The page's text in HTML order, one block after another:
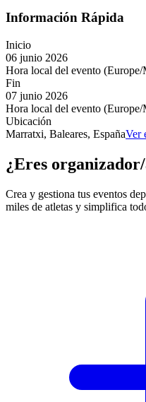
Información Rápida
Inicio
06 junio 2026
Hora local del evento (Europe/
Fin
07 junio 2026
Hora local del evento (Europe/
Ubicación
Marratxi, Baleares, EspañaVer
¿Eres
Crea y gestiona tus eventos
miles de atletas y simplifica